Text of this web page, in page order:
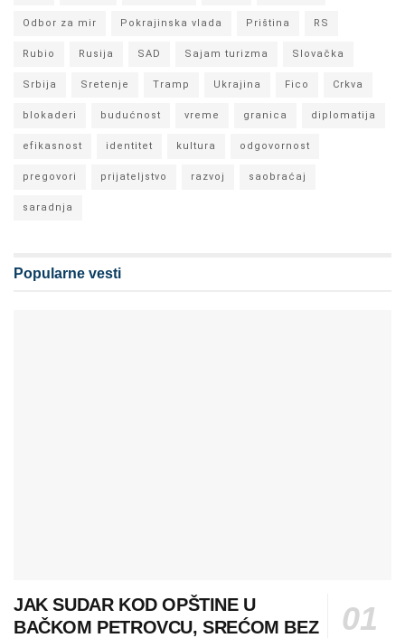
Odbor za mir Pokrajinska vlada Priština RS
Rubio Rusija SAD Sajam turizma Slovačka
Srbija Sretenje Tramp Ukrajina Fico Crkva
blokaderi budućnost vreme granica diplomatija
efikasnost identitet kultura odgovornost
pregovori prijateljstvo razvoj saobraćaj
saradnja
Popularne vesti
JAK SUDAR KOD OPŠTINE U
BAČKOM PETROVCU, SREĆOM BEZ